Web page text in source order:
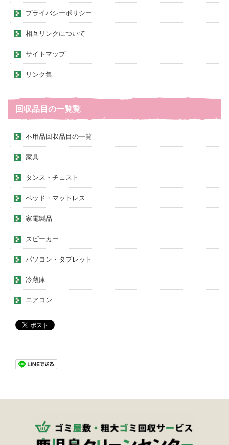
プライバシーポリシー
相互リンクについて
サイトマップ
リンク集
回収品目の一覧覧
不用品回収品目の一覧
家具
タンス・チェスト
ベッド・マットレス
家電製品
スピーカー
パソコン・タブレット
冷蔵庫
エアコン